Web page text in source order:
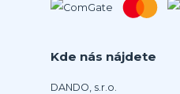
Kde nás nájdete
DANDO, s.r.o.